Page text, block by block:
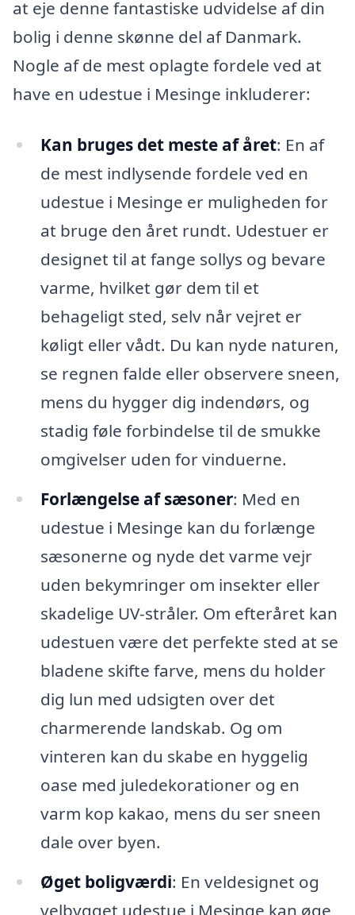
at eje denne fantastiske udvidelse af din
bolig i denne skønne del af Danmark.
Nogle af de mest oplagte fordele ved at
have en udestue i Mesinge inkluderer:
Kan bruges det meste af året: En af
de mest indlysende fordele ved en
udestue i Mesinge er muligheden for
at bruge den året rundt. Udestuer er
designet til at fange sollys og bevare
varme, hvilket gør dem til et
behageligt sted, selv når vejret er
køligt eller vådt. Du kan nyde naturen,
se regnen falde eller observere sneen,
mens du hygger dig indendørs, og
stadig føle forbindelse til de smukke
omgivelser uden for vinduerne.
Forlængelse af sæsoner: Med en
udestue i Mesinge kan du forlænge
sæsonerne og nyde det varme vejr
uden bekymringer om insekter eller
skadelige UV-stråler. Om efteråret kan
udestuen være det perfekte sted at se
bladene skifte farve, mens du holder
dig lun med udsigten over det
charmerende landskab. Og om
vinteren kan du skabe en hyggelig
oase med juledekorationer og en
varm kop kakao, mens du ser sneen
dale over byen.
Øget boligværdi: En veldesignet og
velbygget udestue i Mesinge kan øge